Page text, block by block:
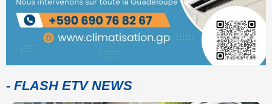
- FLASH ETV NEWS